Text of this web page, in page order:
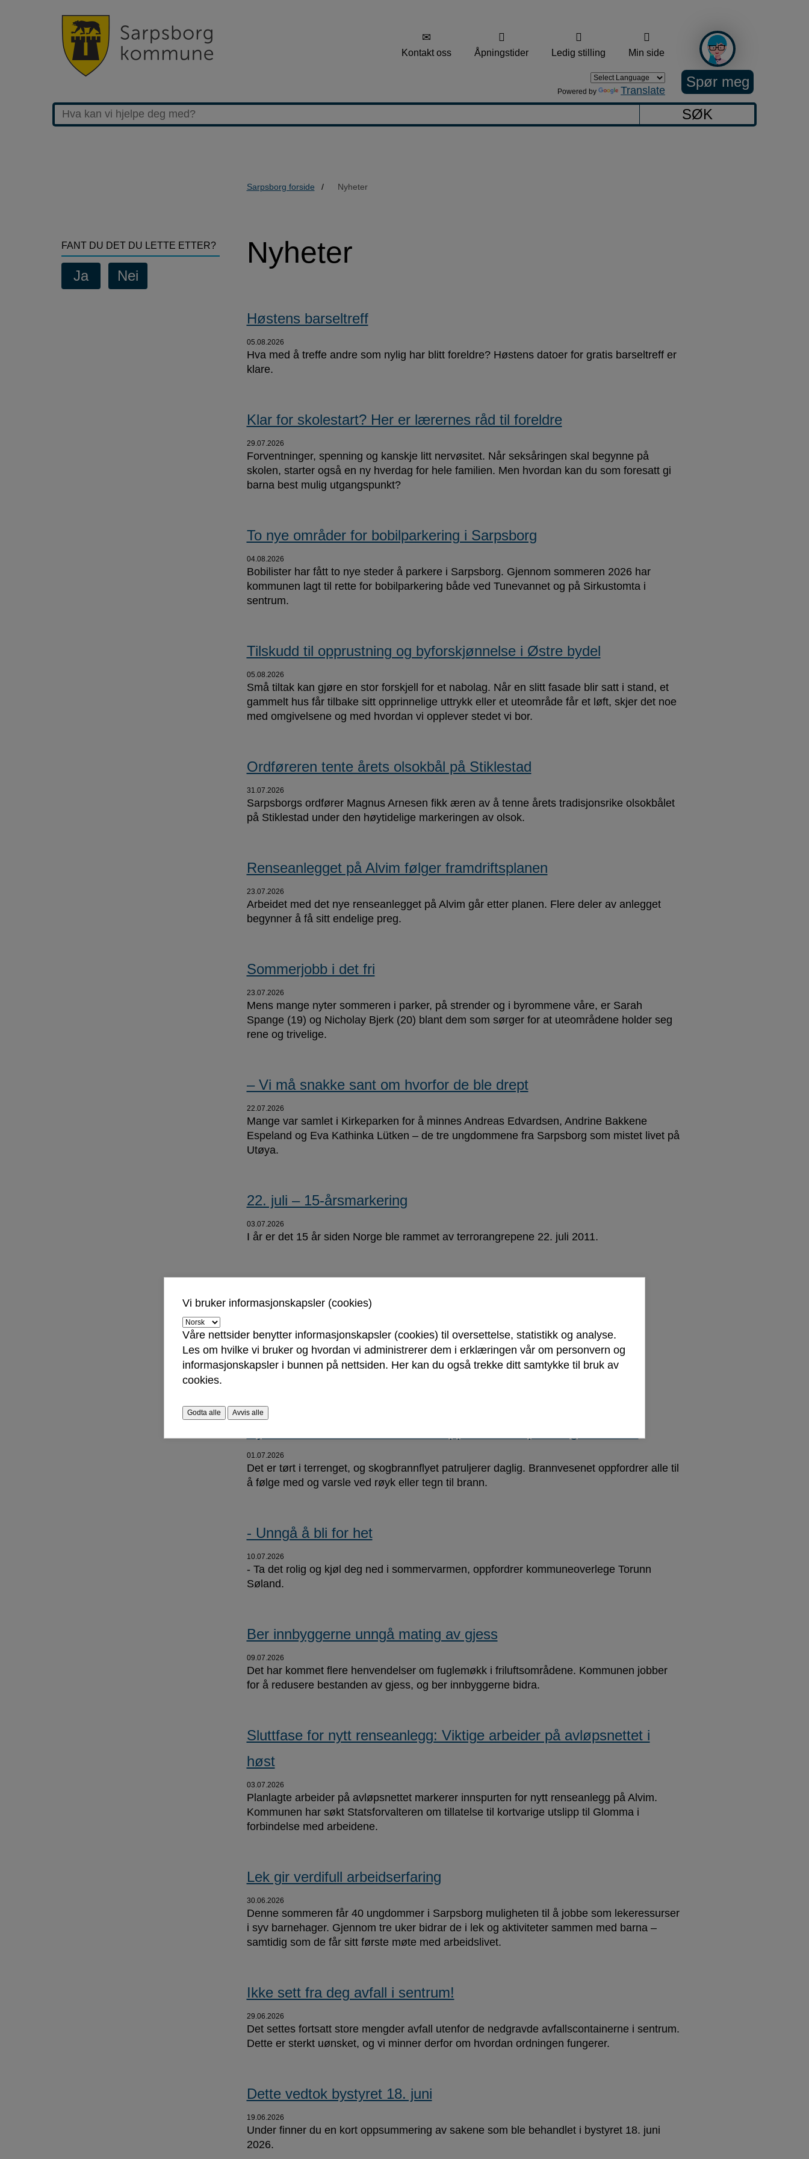
Kontakt oss Åpningstider Ledig stilling Min side
Spør meg
Powered by Translate
SØK
Sarpsborg forside Nyheter
FANT DU DET DU LETTE ETTER? Nyheter
Høstens barseltreff
05.08.2026
Hva med å treffe andre som nylig har blitt foreldre? Høstens datoer for gratis barseltreff er
klare.
Klar for skolestart? Her er lærernes råd til foreldre
29.07.2026
Forventninger, spenning og kanskje litt nervøsitet. Når seksåringen skal begynne på
skolen, starter også en ny hverdag for hele familien. Men hvordan kan du som foresatt gi
barna best mulig utgangspunkt?
To nye områder for bobilparkering i Sarpsborg
04.08.2026
Bobilister har fått to nye steder å parkere i Sarpsborg. Gjennom sommeren 2026 har
kommunen lagt til rette for bobilparkering både ved Tunevannet og på Sirkustomta i
sentrum.
Tilskudd til opprustning og byforskjønnelse i Østre bydel
05.08.2026
Små tiltak kan gjøre en stor forskjell for et nabolag. Når en slitt fasade blir satt i stand, et
gammelt hus får tilbake sitt opprinnelige uttrykk eller et uteområde får et løft, skjer det noe
med omgivelsene og med hvordan vi opplever stedet vi bor.
Ordføreren tente årets olsokbål på Stiklestad
31.07.2026
Sarpsborgs ordfører Magnus Arnesen fikk æren av å tenne årets tradisjonsrike olsokbålet
på Stiklestad under den høytidelige markeringen av olsok.
Renseanlegget på Alvim følger framdriftsplanen
23.07.2026
Arbeidet med det nye renseanlegget på Alvim går etter planen. Flere deler av anlegget
begynner å få sitt endelige preg.
Sommerjobb i det fri
23.07.2026
Mens mange nyter sommeren i parker, på strender og i byrommene våre, er Sarah
Spange (19) og Nicholay Bjerk (20) blant dem som sørger for at uteområdene holder seg
rene og trivelige.
– Vi må snakke sant om hvorfor de ble drept
22.07.2026
Mange var samlet i Kirkeparken for å minnes Andreas Edvardsen, Andrine Bakkene
Espeland og Eva Kathinka Lütken – de tre ungdommene fra Sarpsborg som mistet livet på
Utøya.
22. juli – 15-årsmarkering
03.07.2026
I år er det 15 år siden Norge ble rammet av terrorangrepene 22. juli 2011.
29.06.2026
Slik håndterer du fremmede arter
01.07.2026
Det er tørt i terrenget, og skogbrannflyet patruljerer daglig. Brannvesenet oppfordrer alle til
å følge med og varsle ved røyk eller tegn til brann.
- Unngå å bli for het
10.07.2026
- Ta det rolig og kjøl deg ned i sommervarmen, oppfordrer kommuneoverlege Torunn
Søland.
Ber innbyggerne unngå mating av gjess
09.07.2026
Det har kommet flere henvendelser om fuglemøkk i friluftsområdene. Kommunen jobber
for å redusere bestanden av gjess, og ber innbyggerne bidra.
Sluttfase for nytt renseanlegg: Viktige arbeider på avløpsnettet i
høst
03.07.2026
Planlagte arbeider på avløpsnettet markerer innspurten for nytt renseanlegg på Alvim.
Kommunen har søkt Statsforvalteren om tillatelse til kortvarige utslipp til Glomma i
forbindelse med arbeidene.
Lek gir verdifull arbeidserfaring
30.06.2026
Denne sommeren får 40 ungdommer i Sarpsborg muligheten til å jobbe som lekeressurser
i syv barnehager. Gjennom tre uker bidrar de i lek og aktiviteter sammen med barna –
samtidig som de får sitt første møte med arbeidslivet.
Ikke sett fra deg avfall i sentrum!
29.06.2026
Det settes fortsatt store mengder avfall utenfor de nedgravde avfallscontainerne i sentrum.
Dette er sterkt uønsket, og vi minner derfor om hvordan ordningen fungerer.
Dette vedtok bystyret 18. juni
19.06.2026
Under finner du en kort oppsummering av sakene som ble behandlet i bystyret 18. juni
2026.
Vi bruker informasjonskapsler (cookies)
Våre nettsider benytter informasjonskapsler (cookies) til oversettelse, statistikk og analyse.
Les om hvilke vi bruker og hvordan vi administrerer dem i erklæringen vår om personvern og
informasjonskapsler i bunnen på nettsiden. Her kan du også trekke ditt samtykke til bruk av
cookies.
Godta alle Avvis alle